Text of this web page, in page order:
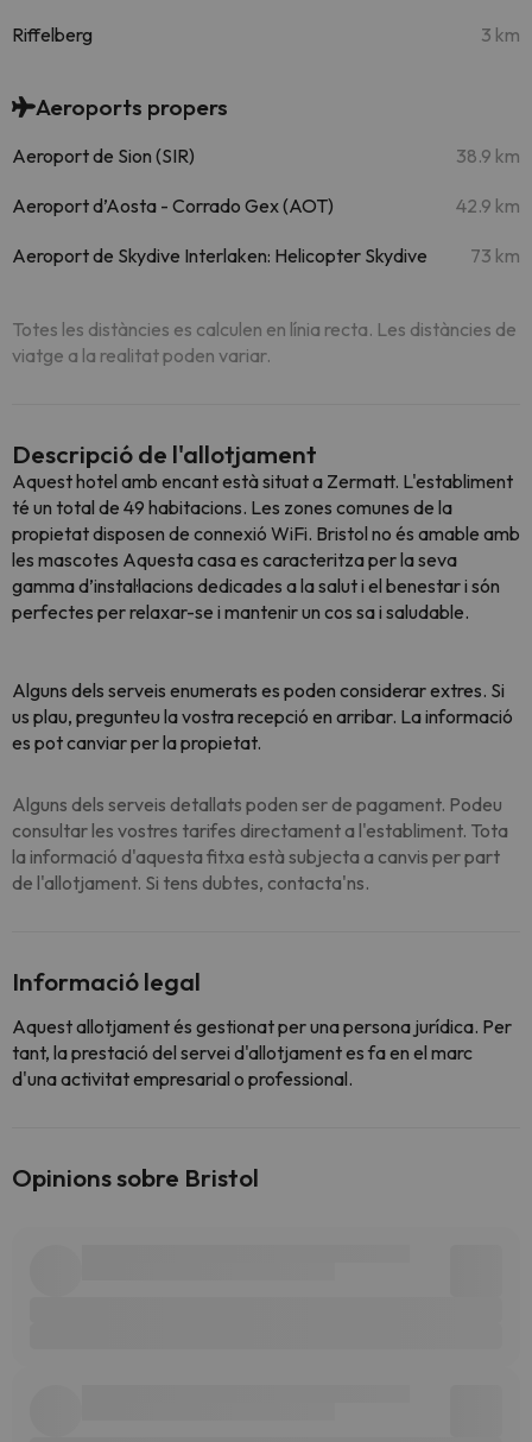
Riffelberg 3 km
Aeroports propers
Aeroport de Sion (SIR) 38.9 km
Aeroport d’Aosta - Corrado Gex (AOT) 42.9 km
Aeroport de Skydive Interlaken: Helicopter Skydive 73 km
Totes les distàncies es calculen en línia recta. Les distàncies de
viatge a la realitat poden variar.
Descripció de l'allotjament
Aquest hotel amb encant està situat a Zermatt. L'establiment
té un total de 49 habitacions. Les zones comunes de la
propietat disposen de connexió WiFi. Bristol no és amable amb
les mascotes Aquesta casa es caracteritza per la seva
gamma d’instal·lacions dedicades a la salut i el benestar i són
perfectes per relaxar-se i mantenir un cos sa i saludable.
Alguns dels serveis enumerats es poden considerar extres. Si
us plau, pregunteu la vostra recepció en arribar. La informació
es pot canviar per la propietat.
Alguns dels serveis detallats poden ser de pagament. Podeu
consultar les vostres tarifes directament a l'establiment. Tota
la informació d'aquesta fitxa està subjecta a canvis per part
de l'allotjament. Si tens dubtes, contacta'ns.
Informació legal
Aquest allotjament és gestionat per una persona jurídica. Per
tant, la prestació del servei d'allotjament es fa en el marc
d'una activitat empresarial o professional.
Opinions sobre Bristol